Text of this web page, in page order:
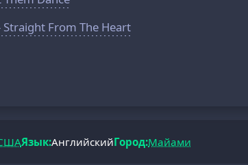
From The Heart
Язык:АнглийскийГород:Майами